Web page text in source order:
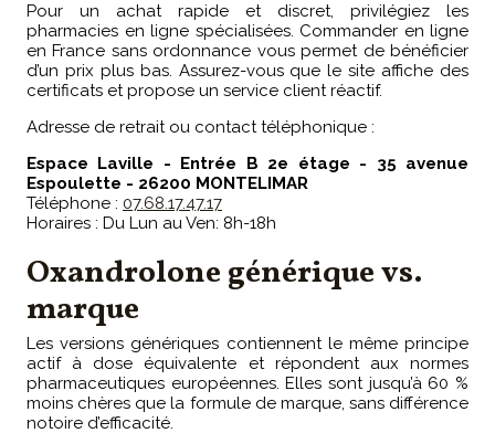
Pour un achat rapide et discret, privilégiez les
pharmacies en ligne spécialisées. Commander en ligne
en France sans ordonnance vous permet de bénéficier
d’un prix plus bas. Assurez-vous que le site affiche des
certificats et propose un service client réactif.
Adresse de retrait ou contact téléphonique :
Espace Laville - Entrée B 2e étage - 35 avenue
Espoulette - 26200 MONTELIMAR
Téléphone : 07.68.17.47.17
Horaires : Du Lun au Ven: 8h-18h
Oxandrolone générique vs.
marque
Les versions génériques contiennent le même principe
actif à dose équivalente et répondent aux normes
pharmaceutiques européennes. Elles sont jusqu’à 60 %
moins chères que la formule de marque, sans différence
notoire d’efficacité.